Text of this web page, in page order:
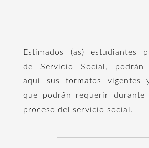
Estimados (as) estudiantes
de Servicio Social, podrán
aquí sus formatos vigentes
que podrán requerir durante
proceso del servicio social.